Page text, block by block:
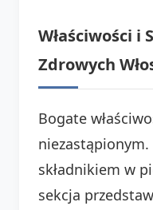
Właściwości i
Zdrowych
Bogate
składnikiem w
sekcja